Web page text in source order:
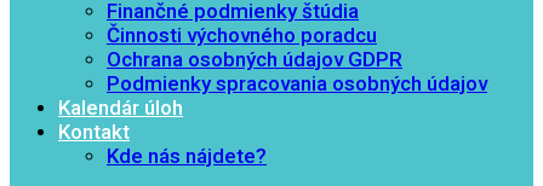
Finančné podmienky štúdia
Činnosti výchovného poradcu
Ochrana osobných údajov GDPR
Podmienky spracovania osobných údajov
Kalendár úloh
Kontakt
Kde nás nájdete?